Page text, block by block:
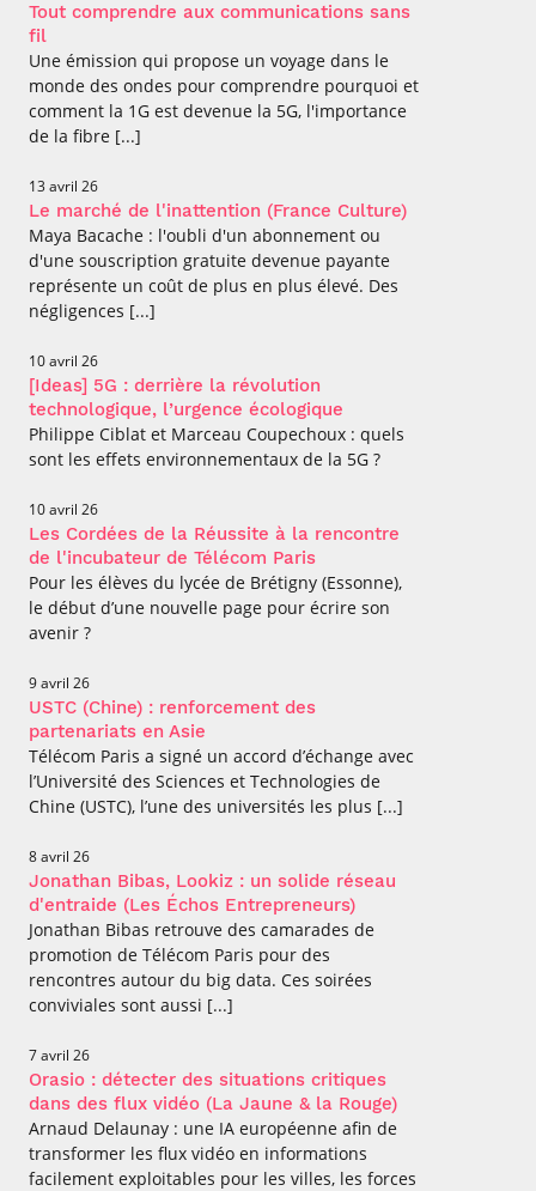
Tout comprendre aux communications sans
fil
Une émission qui propose un voyage dans le
monde des ondes pour comprendre pourquoi et
comment la 1G est devenue la 5G, l'importance
de la fibre [...]
13 avril 26
Le marché de l'inattention (France Culture)
Maya Bacache : l'oubli d'un abonnement ou
d'une souscription gratuite devenue payante
représente un coût de plus en plus élevé. Des
négligences [...]
10 avril 26
[Ideas] 5G : derrière la révolution
technologique, l’urgence écologique
Philippe Ciblat et Marceau Coupechoux : quels
sont les effets environnementaux de la 5G ?
10 avril 26
Les Cordées de la Réussite à la rencontre
de l'incubateur de Télécom Paris
Pour les élèves du lycée de Brétigny (Essonne),
le début d’une nouvelle page pour écrire son
avenir ?
9 avril 26
USTC (Chine) : renforcement des
partenariats en Asie
Télécom Paris a signé un accord d’échange avec
l’Université des Sciences et Technologies de
Chine (USTC), l’une des universités les plus [...]
8 avril 26
Jonathan Bibas, Lookiz : un solide réseau
d'entraide (Les Échos Entrepreneurs)
Jonathan Bibas retrouve des camarades de
promotion de Télécom Paris pour des
rencontres autour du big data. Ces soirées
conviviales sont aussi [...]
7 avril 26
Orasio : détecter des situations critiques
dans des flux vidéo (La Jaune & la Rouge)
Arnaud Delaunay : une IA européenne afin de
transformer les flux vidéo en informations
facilement exploitables pour les villes, les forces